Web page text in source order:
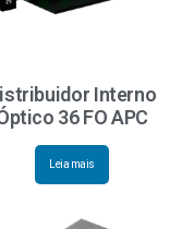
Interno
36 FO APC
Leia mais